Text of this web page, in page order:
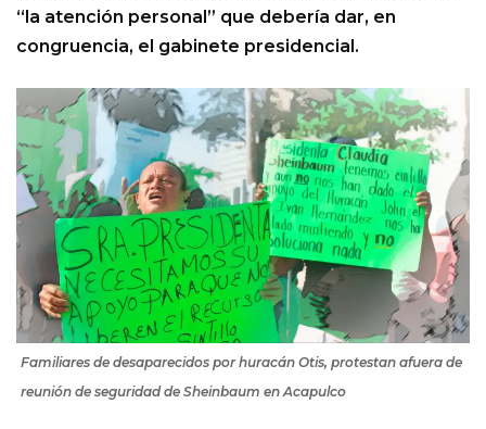
“la atención personal” que debería dar, en
congruencia, el gabinete presidencial.
Familiares de desaparecidos por huracán Otis, protestan afuera de
reunión de seguridad de Sheinbaum en Acapulco